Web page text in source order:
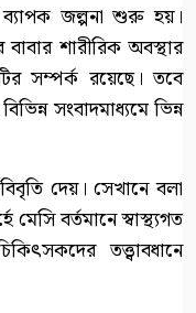
ব্যাপক জল্পনা শুরু হয়।
শারীরিক অবস্থার
সম্পর্ক রয়েছে। তবে
সংবাদমাধ্যমে ভিন্ন
দেয়। সেখানে বলা
বর্তমানে স্বাস্থ্যগত
তত্ত্বাবধানে